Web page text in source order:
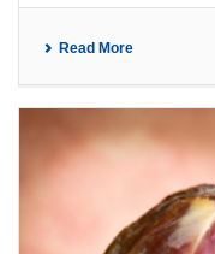
Read More